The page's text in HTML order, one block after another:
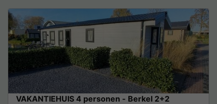
VAKANTIEHUIS 4 personen - Berkel 2+2